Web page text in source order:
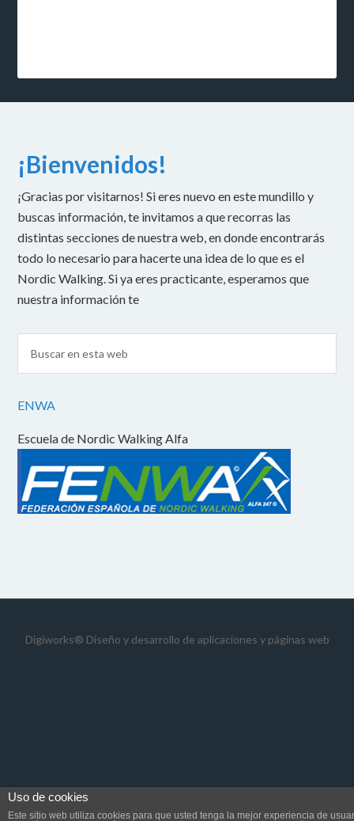
¡Bienvenidos!
¡Gracias por visitarnos! Si eres nuevo en este mundillo y
buscas información, te invitamos a que recorras las
distintas secciones de nuestra web, en donde encontrarás
todo lo necesario para hacerte una idea de lo que es el
Nordic Walking. Si ya eres practicante, esperamos que
nuestra información te
ENWA
Escuela de Nordic Walking Alfa
Digiworks® Diseño y desarrollo de aplicaciones y páginas web
Uso de cookies
Este sitio web utiliza cookies para que usted tenga la mejor experiencia de